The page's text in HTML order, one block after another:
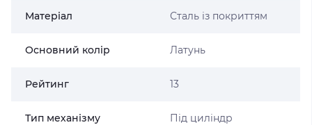
Матеріал Сталь із покриттям
Основний колір Латунь
Рейтинг 13
Тип механізму Під циліндр